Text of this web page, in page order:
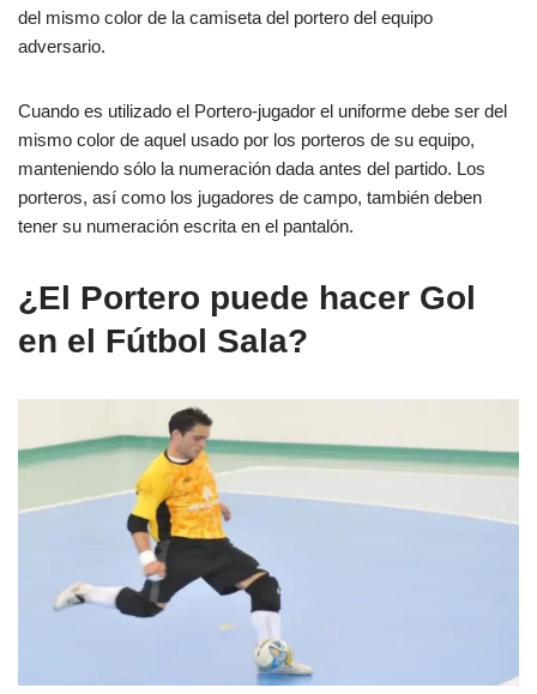
del mismo color de la camiseta del portero del equipo
adversario.
Cuando es utilizado el Portero-jugador el uniforme debe ser del
mismo color de aquel usado por los porteros de su equipo,
manteniendo sólo la numeración dada antes del partido. Los
porteros, así como los jugadores de campo, también deben
tener su numeración escrita en el pantalón.
¿El Portero puede hacer Gol
en el Fútbol Sala?